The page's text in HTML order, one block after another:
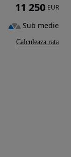
11 250 EUR
Sub medie
Calculeaza rata